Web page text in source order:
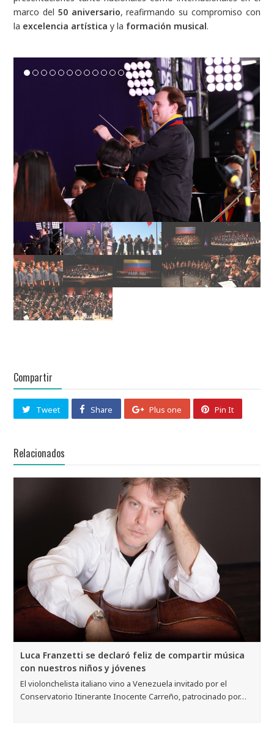
marco del 50 aniversario, reafirmando su compromiso con
la excelencia artísticay la formación musical.
Compartir
Tweet Share Plus one Pin It
Relacionados
Luca Franzetti se declaró feliz de compartir música
con nuestros niños y jóvenes
El violonchelista italiano vino a Venezuela invitado por el
Conservatorio Itinerante Inocente Carreño, patrocinado por…